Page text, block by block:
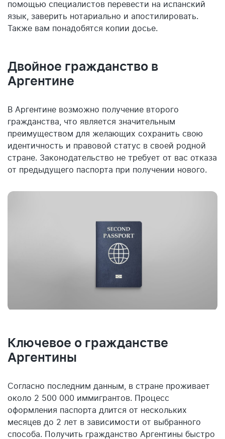
помощью специалистов перевести на испанский
язык, заверить нотариально и апостилировать.
Также вам понадобятся копии досье.
Двойное гражданство в
Аргентине
В Аргентине возможно получение второго
гражданства, что является значительным
преимуществом для желающих сохранить свою
идентичность и правовой статус в своей родной
стране. Законодательство не требует от вас отказа
от предыдущего паспорта при получении нового.
Ключевое о гражданстве
Аргентины
Согласно последним данным, в стране проживает
около 2 500 000 иммигрантов. Процесс
оформления паспорта длится от нескольких
месяцев до 2 лет в зависимости от выбранного
способа. Получить гражданство Аргентины быстро